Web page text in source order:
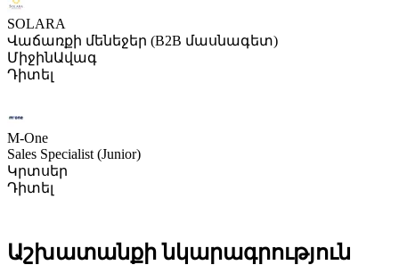
SOLARA
Վաճառքի մենեջեր (B2B մասնագետ)
ՄիջինԱվագ
Դիտել
M-One
Sales Specialist (Junior)
Կրտսեր
Դիտել
Աշխատանքի նկարագրություն